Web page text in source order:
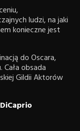
ludzi, na jaki
konieczne jest
do Oscara,
obsada
Gildii Aktorów